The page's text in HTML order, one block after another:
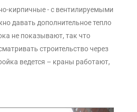
кирпичные - с вентилируемыми
давать дополнительное тепло
не показывают, так что
строительство через
ведется – краны работают,